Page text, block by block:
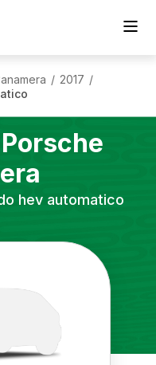
/ 2017 /
Porsche
hev automatico